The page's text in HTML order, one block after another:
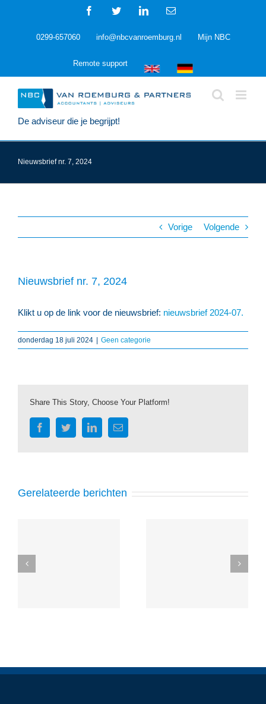
FacebookTwitterLinkedInE-
0299-657060 info@nbcvanroemburg.nl Mijn NBC
Remote support
De adviseur die je begrijpt!
Nieuwsbrief nr. 7, 2024
Vorige Volgende
Nieuwsbrief nr. 7, 2024
Klikt u op de link voor de nieuwsbrief: nieuwsbrief 2024-07.
donderdag 18 juli 2024 Geen categorie
Share This Story, Choose Your Platform!
FacebookTwitterLinkedIn
E-
mail
Gerelateerde berichten